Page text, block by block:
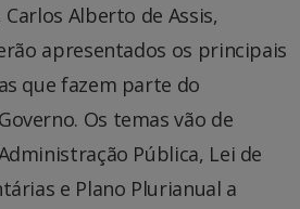
Alberto de Assis,
apresentados os principais
que fazem parte do
Os temas vão de
Pública, Lei de
e Plano Plurianual a